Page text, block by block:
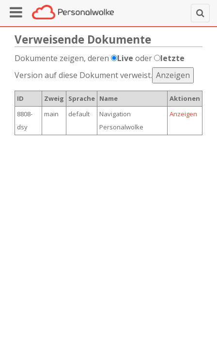
Verweisende Dokumente
Dokumente zeigen, deren Live oder
letzte
Version auf diese Dokument verweist.
ID Zweig Sprache Name
Aktionen
8808-
dsy
main default
Navigation
Personalwolke
Anzeigen